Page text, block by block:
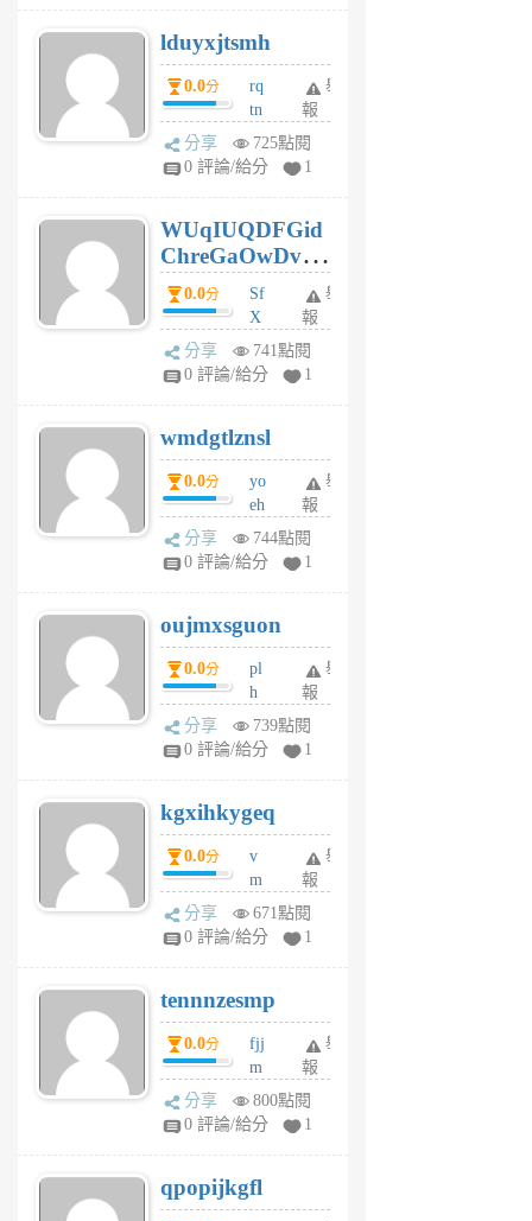
月
前
lduyxjtsmh
0.0分
rq
tn
jt
gl
個
月
前
舉
報
分享
725點閱
0 評論/給分
1
WUqIUQDFGid
ChreGaOwDv
dY0.0分
Sf
X
Pe
Jc
R
P
m
v
A
V
個
月
前
舉
報
分享
741點閱
0 評論/給分
1
wmdgtlznsl
0.0分
yo
eh
ld
gy
個
月
前
舉
報
分享
744點閱
0 評論/給分
1
oujmxsguon
0.0分
pl
h
wi
w
6
個
月
前
舉
報
分享
739點閱
0 評論/給分
1
kgxihkygeq
0.0分
v
m
sg
sr
6
個
月
前
舉
報
分享
671點閱
0 評論/給分
1
tennnzesmp
0.0分
fjj
m
w
rs
6
個
舉
報
分享
800點閱
0 評論/給分
1
qpopijkgfl